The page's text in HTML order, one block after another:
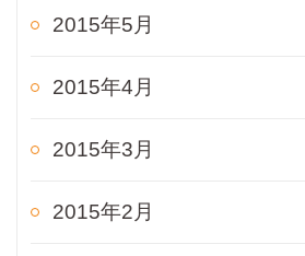
2015年5月
2015年4月
2015年3月
2015年2月